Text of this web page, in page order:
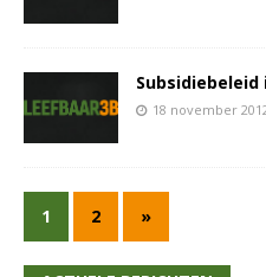
18 november
1 2 »